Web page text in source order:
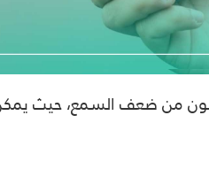
من ضعف السمع، حيث يمكن